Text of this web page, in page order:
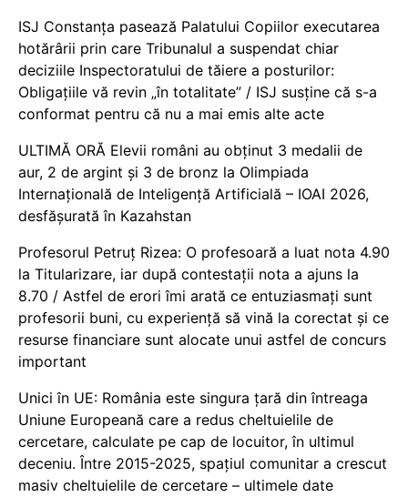
ISJ Constanța pasează Palatului Copiilor executarea
hotărârii prin care Tribunalul a suspendat chiar
deciziile Inspectoratului de tăiere a posturilor:
Obligațiile vă revin „în totalitate” / ISJ susține că s-a
conformat pentru că nu a mai emis alte acte
ULTIMĂ ORĂ Elevii români au obținut 3 medalii de
aur, 2 de argint și 3 de bronz la Olimpiada
Internațională de Inteligență Artificială – IOAI 2026,
desfășurată în Kazahstan
Profesorul Petruț Rizea: O profesoară a luat nota 4.90
la Titularizare, iar după contestații nota a ajuns la
8.70 / Astfel de erori îmi arată ce entuziasmați sunt
profesorii buni, cu experiență să vină la corectat și ce
resurse financiare sunt alocate unui astfel de concurs
important
Unici în UE: România este singura țară din întreaga
Uniune Europeană care a redus cheltuielile de
cercetare, calculate pe cap de locuitor, în ultimul
deceniu. Între 2015-2025, spațiul comunitar a crescut
masiv cheltuielile de cercetare – ultimele date